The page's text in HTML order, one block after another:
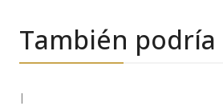
También
|